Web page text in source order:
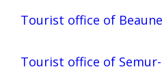
Tourist office of Beaune
Tourist office of